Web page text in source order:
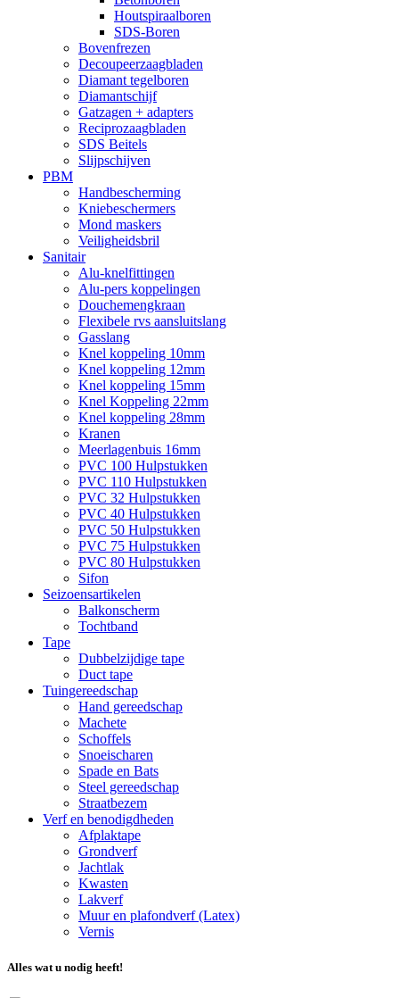
Houtspiraalboren
SDS-Boren
Bovenfrezen
Decoupeerzaagbladen
Diamant tegelboren
Diamantschijf
Gatzagen + adapters
Reciprozaagbladen
SDS Beitels
Slijpschijven
PBM
Handbescherming
Kniebeschermers
Mond maskers
Veiligheidsbril
Sanitair
Alu-knelfittingen
Alu-pers koppelingen
Douchemengkraan
Flexibele rvs aansluitslang
Gasslang
Knel koppeling 10mm
Knel koppeling 12mm
Knel koppeling 15mm
Knel Koppeling 22mm
Knel koppeling 28mm
Kranen
Meerlagenbuis 16mm
PVC 100 Hulpstukken
PVC 110 Hulpstukken
PVC 32 Hulpstukken
PVC 40 Hulpstukken
PVC 50 Hulpstukken
PVC 75 Hulpstukken
PVC 80 Hulpstukken
Sifon
Seizoensartikelen
Balkonscherm
Tochtband
Tape
Dubbelzijdige tape
Duct tape
Tuingereedschap
Hand gereedschap
Machete
Schoffels
Snoeischaren
Spade en Bats
Steel gereedschap
Straatbezem
Verf en benodigdheden
Afplaktape
Grondverf
Jachtlak
Kwasten
Lakverf
Muur en plafondverf (Latex)
Vernis
Alles wat u nodig heeft!